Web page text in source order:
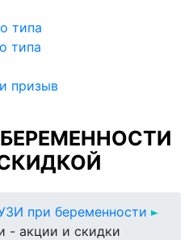
типа
типа
призыв
при беременности
- акции и скидки